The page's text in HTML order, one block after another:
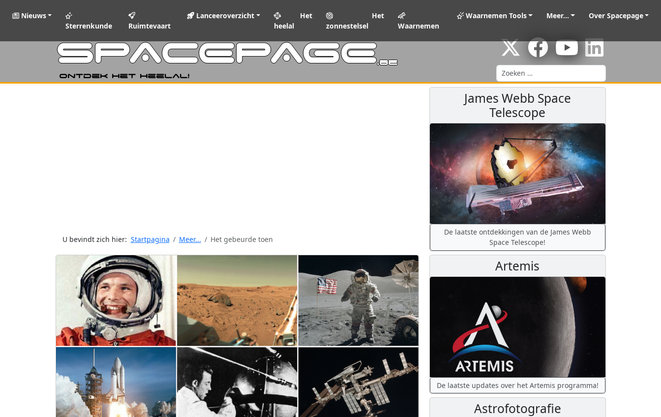
Nieuws
Sterrenkunde
Ruimtevaart
Lanceeroverzicht
Het
heelal
Het
zonnestelsel
Waarnemen
Waarnemen Tools Meer... Over Spacepage
SPACEPAGE.be
Ontdek het heelal!
Zoeken
U bevindt zich hier: Startpagina Meer... Het gebeurde toen
James Webb Space
Telescope
De laatste ontdekkingen van de James Webb
Space Telescope!
Artemis
De laatste updates over het Artemis programma!
Astrofotografie